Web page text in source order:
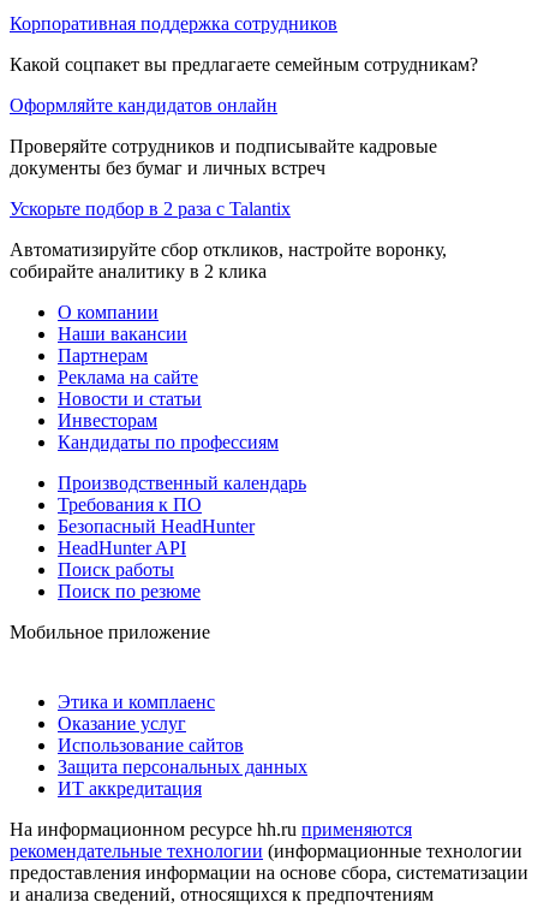
Корпоративная поддержка сотрудников
Какой соцпакет вы предлагаете семейным сотрудникам?
Оформляйте кандидатов онлайн
Проверяйте сотрудников и подписывайте кадровые
документы без бумаг и личных встреч
Ускорьте подбор в 2 раза с Talantix
Автоматизируйте сбор откликов, настройте воронку,
собирайте аналитику в 2 клика
О компании
Наши вакансии
Партнерам
Реклама на сайте
Новости и статьи
Инвесторам
Кандидаты по профессиям
Производственный календарь
Требования к ПО
Безопасный HeadHunter
HeadHunter API
Поиск работы
Поиск по резюме
Мобильное приложение
Этика и комплаенс
Оказание услуг
Использование сайтов
Защита персональных данных
ИТ аккредитация
На информационном ресурсе hh.ru применяются
рекомендательные технологии (информационные технологии
предоставления информации на основе сбора, систематизации
и анализа сведений, относящихся к предпочтениям